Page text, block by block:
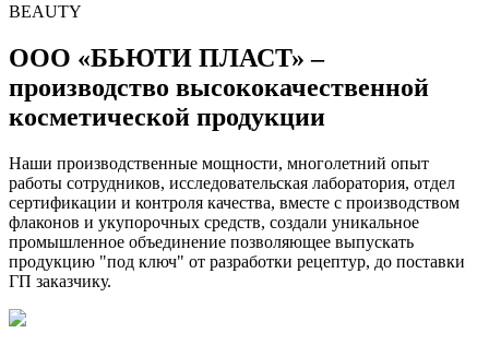
BEAUTY
ООО «БЬЮТИ ПЛАСТ» –
производство высококачественной
косметической продукции
Наши производственные мощности, многолетний опыт
работы сотрудников, исследовательская лаборатория, отдел
сертификации и контроля качества, вместе с производством
флаконов и укупорочных средств, создали уникальное
промышленное объединение позволяющее выпускать
продукцию "под ключ" от разработки рецептур, до поставки
ГП заказчику.